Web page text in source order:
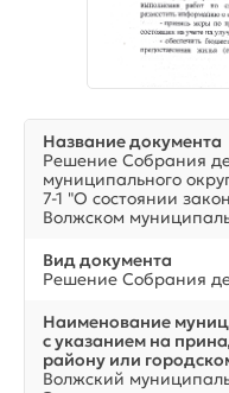
Название документа
Решение Собрания
муниципального
7-1 "О состоянии
Волжском
Вид документа
Решение Собрания
Наименование
с указанием на
району или
Волжский